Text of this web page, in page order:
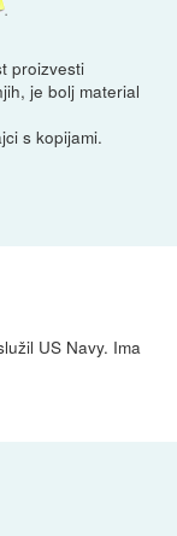
.
proizvesti
je bolj material
s kopijami.
US Navy. Ima